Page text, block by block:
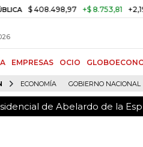
408.498,97 +$ 8.753,81 +2,19%
EMPRESAS OCIO
ECONOMÍA GOBIERNO NACIONAL
de Abelardo de la
de Abelardo de la